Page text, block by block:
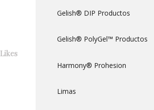
Likes
Gelish® DIP Productos
Gelish® PolyGel™ Productos
Harmony® Prohesion
Limas